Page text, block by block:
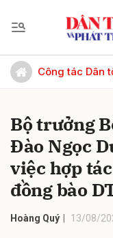
Công tác Dân
Bộ trưởng
Đào Ngọc
việc hợp
đồng bào
Hoàng Quý 13/08/
Gửi bình luận